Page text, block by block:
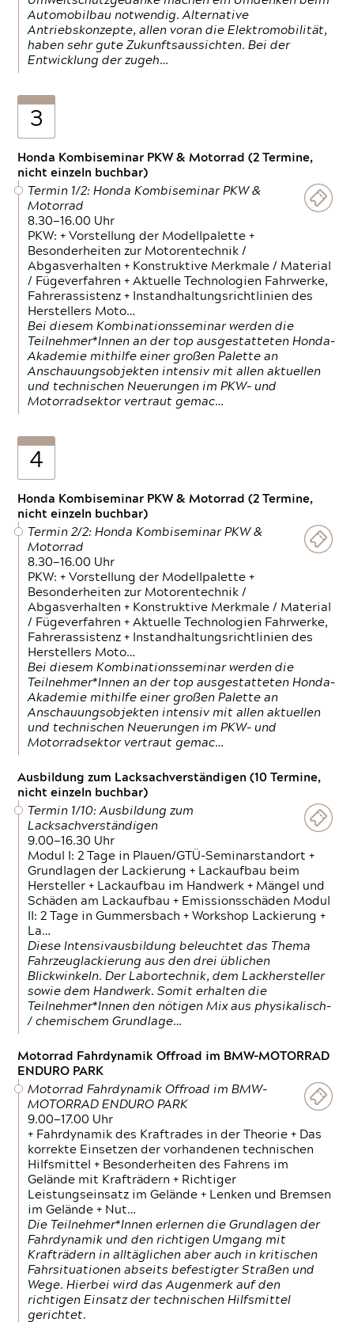
Automobilbau notwendig. Alternative
Antriebskonzepte, allen voran die Elektromobilität,
haben sehr gute Zukunftsaussichten. Bei der
Entwicklung der zugeh…
3
Honda Kombiseminar PKW & Motorrad (2 Termine,
nicht einzeln buchbar)
Termin 1/2: Honda Kombiseminar PKW &
Motorrad
8.30—16.00 Uhr
PKW: + Vorstellung der Modellpalette +
Besonderheiten zur Motorentechnik /
Abgasverhalten + Konstruktive Merkmale / Material
/ Fügeverfahren + Aktuelle Technologien Fahrwerke,
Fahrerassistenz + Instandhaltungsrichtlinien des
Herstellers Moto…
Bei diesem Kombinationsseminar werden die
Teilnehmer*Innen an der top ausgestatteten Honda-
Akademie mithilfe einer großen Palette an
Anschauungsobjekten intensiv mit allen aktuellen
und technischen Neuerungen im PKW- und
Motorradsektor vertraut gemac…
4
Honda Kombiseminar PKW & Motorrad (2 Termine,
nicht einzeln buchbar)
Termin 2/2: Honda Kombiseminar PKW &
Motorrad
8.30—16.00 Uhr
PKW: + Vorstellung der Modellpalette +
Besonderheiten zur Motorentechnik /
Abgasverhalten + Konstruktive Merkmale / Material
/ Fügeverfahren + Aktuelle Technologien Fahrwerke,
Fahrerassistenz + Instandhaltungsrichtlinien des
Herstellers Moto…
Bei diesem Kombinationsseminar werden die
Teilnehmer*Innen an der top ausgestatteten Honda-
Akademie mithilfe einer großen Palette an
Anschauungsobjekten intensiv mit allen aktuellen
und technischen Neuerungen im PKW- und
Motorradsektor vertraut gemac…
Ausbildung zum Lacksachverständigen (10 Termine,
nicht einzeln buchbar)
Termin 1/10: Ausbildung zum
Lacksachverständigen
9.00—16.30 Uhr
Modul I: 2 Tage in Plauen/GTÜ-Seminarstandort +
Grundlagen der Lackierung + Lackaufbau beim
Hersteller + Lackaufbau im Handwerk + Mängel und
Schäden am Lackaufbau + Emissionsschäden Modul
II: 2 Tage in Gummersbach + Workshop Lackierung +
La…
Diese Intensivausbildung beleuchtet das Thema
Fahrzeuglackierung aus den drei üblichen
Blickwinkeln. Der Labortechnik, dem Lackhersteller
sowie dem Handwerk. Somit erhalten die
Teilnehmer*Innen den nötigen Mix aus physikalisch-
/ chemischem Grundlage…
Motorrad Fahrdynamik Offroad im BMW-MOTORRAD
ENDURO PARK
Motorrad Fahrdynamik Offroad im BMW-
MOTORRAD ENDURO PARK
9.00—17.00 Uhr
+ Fahrdynamik des Kraftrades in der Theorie + Das
korrekte Einsetzen der vorhandenen technischen
Hilfsmittel + Besonderheiten des Fahrens im
Gelände mit Krafträdern + Richtiger
Leistungseinsatz im Gelände + Lenken und Bremsen
im Gelände + Nut…
Die Teilnehmer*Innen erlernen die Grundlagen der
Fahrdynamik und den richtigen Umgang mit
Krafträdern in alltäglichen aber auch in kritischen
Fahrsituationen abseits befestigter Straßen und
Wege. Hierbei wird das Augenmerk auf den
richtigen Einsatz der technischen Hilfsmittel
gerichtet.